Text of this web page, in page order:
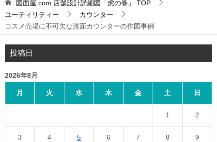
図面屋.com 店舗設計詳細図「虎の巻」
TOP
ユーティリティー
カウンター
コスメ売場に不可欠な洗面カウンターの作図事例
投稿日
2026年8月
月 火 水 木 金 土 日
1 2
3 4 5 6 7 8 9